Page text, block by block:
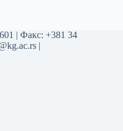
| Факс: +381 34
|